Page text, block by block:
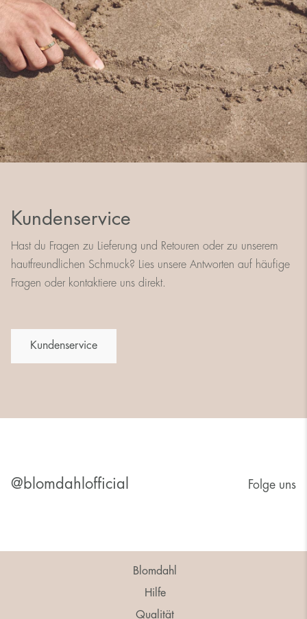
Kundenservice
Hast du Fragen zu Lieferung und Retouren oder zu unserem
hautfreundlichen Schmuck? Lies unsere Antworten auf häufige
Fragen oder kontaktiere uns direkt.
Kundenservice
@blomdahlofficial Folge uns
Blomdahl
Hilfe
Qualität